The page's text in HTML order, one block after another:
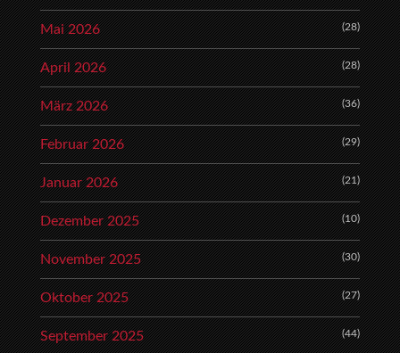
Mai 2026 (28)
April 2026 (28)
März 2026 (36)
Februar 2026 (29)
Januar 2026 (21)
Dezember 2025 (10)
November 2025 (30)
Oktober 2025 (27)
September 2025 (44)